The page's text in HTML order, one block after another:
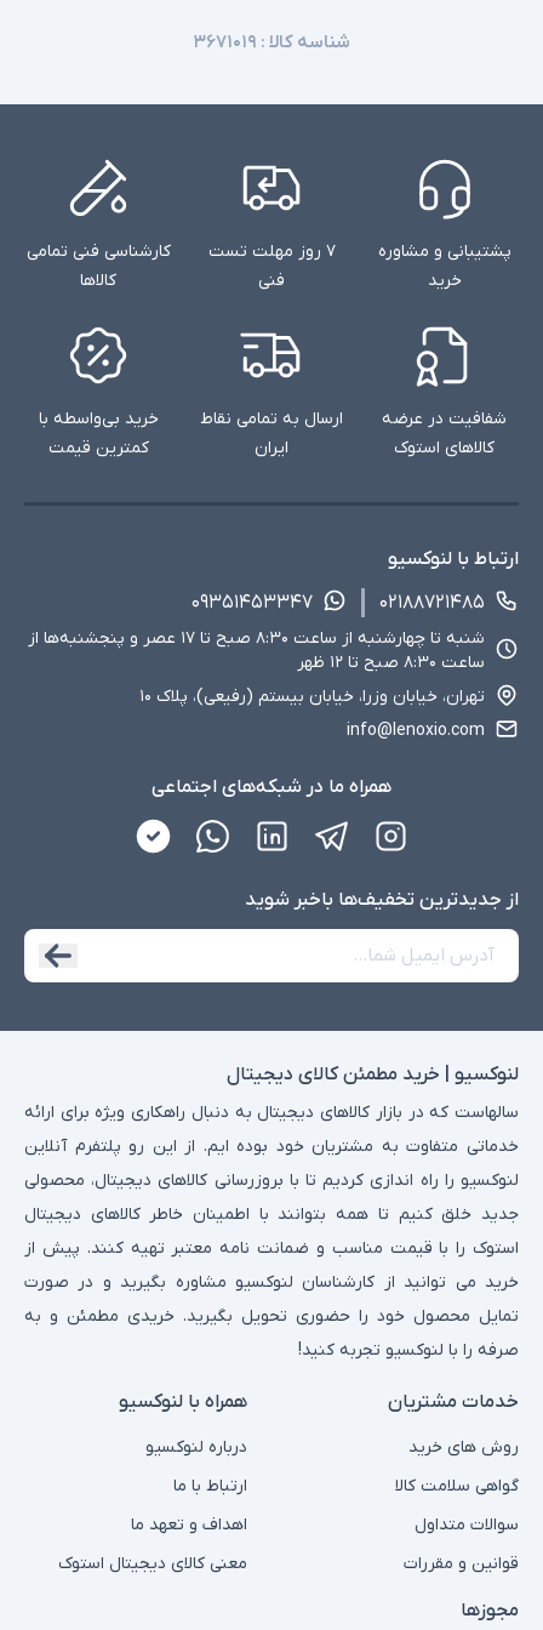
شناسه کالا : ۳۶۷۱۰۱۹
پشتیبانی و مشاوره
خرید
۷ روز مهلت تست
فنی
کارشناسی فنی تمامی
کالاها
شفافیت در عرضه
کالاهای استوک
ارسال به تمامی نقاط
ایران
خرید بی‌واسطه با
کمترین قیمت
ارتباط با لنوکسیو
۰۲۱۸۸۷۲۱۴۸۵
۰۹۳۵۱۴۵۳۳۴۷
شنبه تا چهارشنبه از ساعت ۸:۳۰ صبح تا ۱۷ عصر و پنجشنبه‌ها از
ساعت ۸:۳۰ صبح تا ۱۲ ظهر
تهران، خیابان وزرا، خیابان بیستم (رفیعی)، پلاک ۱۰
info@lenoxio.com
همراه ما در شبکه‌های اجتماعی
از جدید‌ترین تخفیف‌ها با‌خبر شوید
لنوکسیو | خرید مطمئن کالای دیجیتال
سالهاست که در بازار کالاهای دیجیتال به دنبال راهکاری ویژه برای ارائه
خدماتی متفاوت به مشتریان خود بوده ایم. از این رو پلتفرم آنلاین
لنوکسیو را راه اندازی کردیم تا با بروزرسانی کالاهای دیجیتال، محصولی
جدید خلق کنیم تا همه بتوانند با اطمینان خاطر کالاهای دیجیتال
استوک را با قیمت مناسب و ضمانت نامه معتبر تهیه کنند. پیش از
خرید می توانید از کارشناسان لنوکسیو مشاوره بگیرید و در صورت
تمایل محصول خود را حضوری تحویل بگیرید. خریدی مطمئن و به
صرفه را با لنوکسیو تجربه کنید!
خدمات مشتریان
روش های خرید
گواهی سلامت کالا
سوالات متداول
قوانین و مقررات
همراه با لنوکسیو
درباره لنوکسیو
ارتباط با ما
اهداف و تعهد ما
معنی کالای دیجیتال استوک
مجوزها